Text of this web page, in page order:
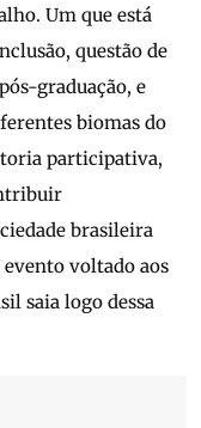
Um que está
questão de
graduação, e
biomas do
participativa,
brasileira
voltado aos
saia logo dessa